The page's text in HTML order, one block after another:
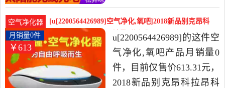
材当中性价比很高的空气
净化器，由北京发货。
空气净化器
[u[2200564426989]空气净化,氧吧]2018新品别克昂科
拉昂科雷进口车载月销量0件仅售613.31元
￥613
月销量0件
u[2200564426989]的这件空
气净化,氧吧产品月销量0
件，目前仅售价613.31元，
2018新品别克昂科拉昂科